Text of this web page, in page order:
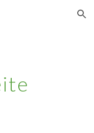
Skip to navigation